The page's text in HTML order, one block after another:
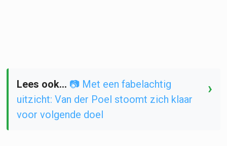
Lees ook... 📷 Met een fabelachtig
uitzicht: Van der Poel stoomt zich klaar
voor volgende doel
›